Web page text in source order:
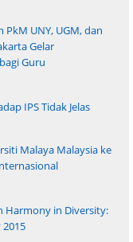
PkM UNY, UGM, dan
Gelar
Guru
IPS Tidak Jelas
Malaya Malaysia ke
Harmony in Diversity: